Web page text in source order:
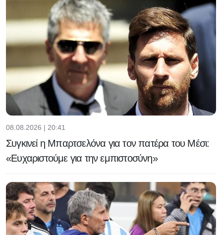
08.08.2026 | 20:41
Συγκινεί η Μπαρτσελόνα για τον πατέρα του Μέσι:
«Ευχαριστούμε για την εμπιστοσύνη»